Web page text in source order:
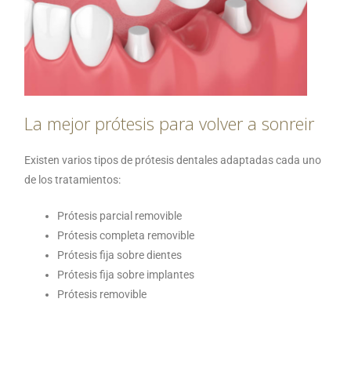
La mejor prótesis para volver a sonreir
Existen varios tipos de prótesis dentales adaptadas cada uno
de los tratamientos:
Prótesis parcial removible
Prótesis completa removible
Prótesis fija sobre dientes
Prótesis fija sobre implantes
Prótesis removible